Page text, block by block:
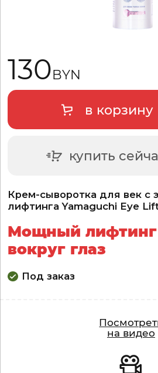
Крем-сыворотка для век с
лифтинга Yamaguchi Eye
Мощный
вокруг глаз
Под заказ
130BYN
в корзину
купить
на видео